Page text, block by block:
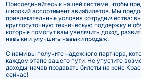
Присоединяйтесь к нашей системе, чтобы
широкий ассортимент авиабилетов. Мы
привлекательные условия сотрудничества:
круглосуточную техническую поддержку и
которые помогут вам увеличить доход,
навыки и улучшить навыки продаж.
С нами вы получите надежного партнера,
каждом этапе вашего пути. Не упустите
доходы, начав продавать билеты на рейс
сейчас!